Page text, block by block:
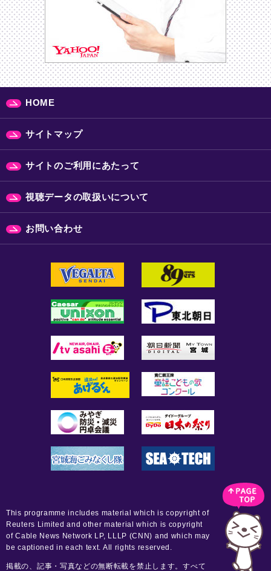
HOME
サイトマップ
サイトのご利用にあたって
視聴データの取扱いについて
お問い合わせ
This programme includes material which is copyright of
Reuters Limited and other material which is copyright
of Cable News Network LP, LLLP (CNN) and which may
be captioned in each text. All rights reserved.
掲載の、記事・写真などの無断転載を禁止します。すべて